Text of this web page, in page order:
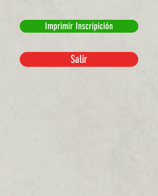
Imprimir Inscripición
Salir